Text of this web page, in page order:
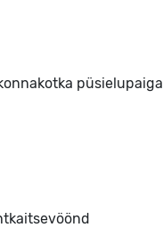
püsielupaiga